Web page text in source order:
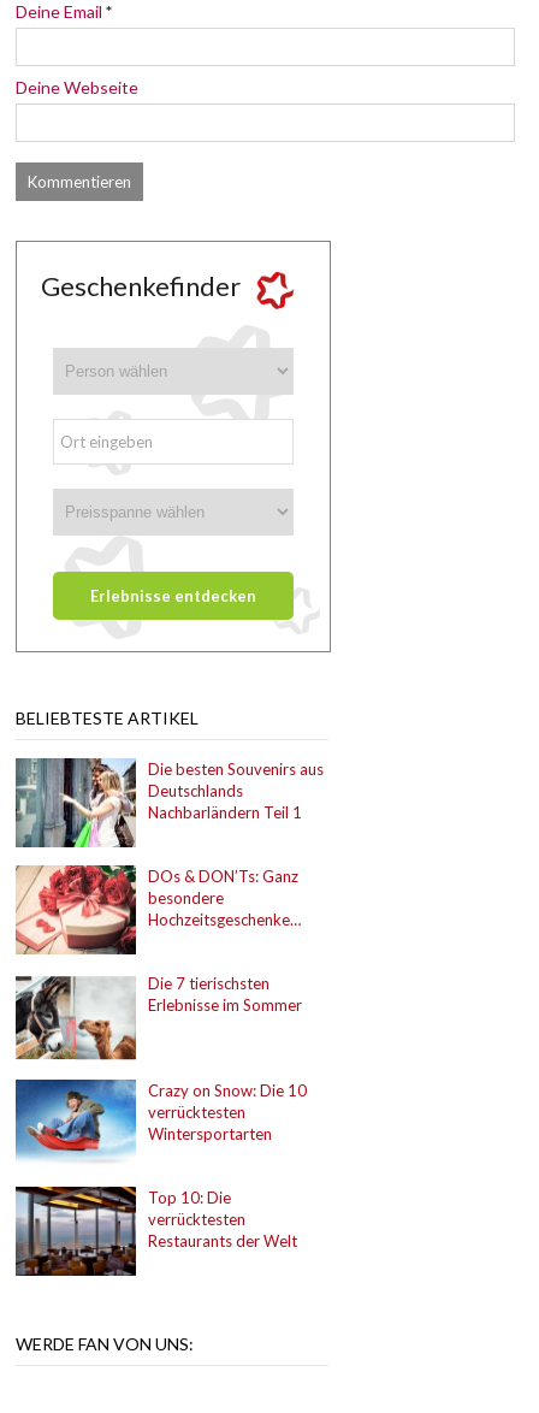
Deine Email *
Deine Webseite
Geschenkefinder
BELIEBTESTE ARTIKEL
Die besten Souvenirs aus
Deutschlands
Nachbarländern Teil 1
DOs & DON’Ts: Ganz
besondere
Hochzeitsgeschenke…
Die 7 tierischsten
Erlebnisse im Sommer
Crazy on Snow: Die 10
verrücktesten
Wintersportarten
Top 10: Die
verrücktesten
Restaurants der Welt
WERDE FAN VON UNS: